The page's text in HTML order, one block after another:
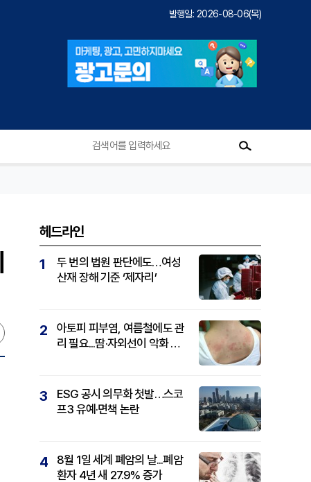
발행일: 2026-08-06(목)
헤드라인
1
두 번의 법원 판단에도…여성
산재 장해 기준 ‘제자리’
2
아토피 피부염, 여름철에도 관
리 필요...땀·자외선이 악화 요
3
ESG 공시 의무화 첫발…스코
프3 유예·면책 논란
4
8월 1일 세계 폐암의 날...폐암
환자 4년 새 27.9% 증가